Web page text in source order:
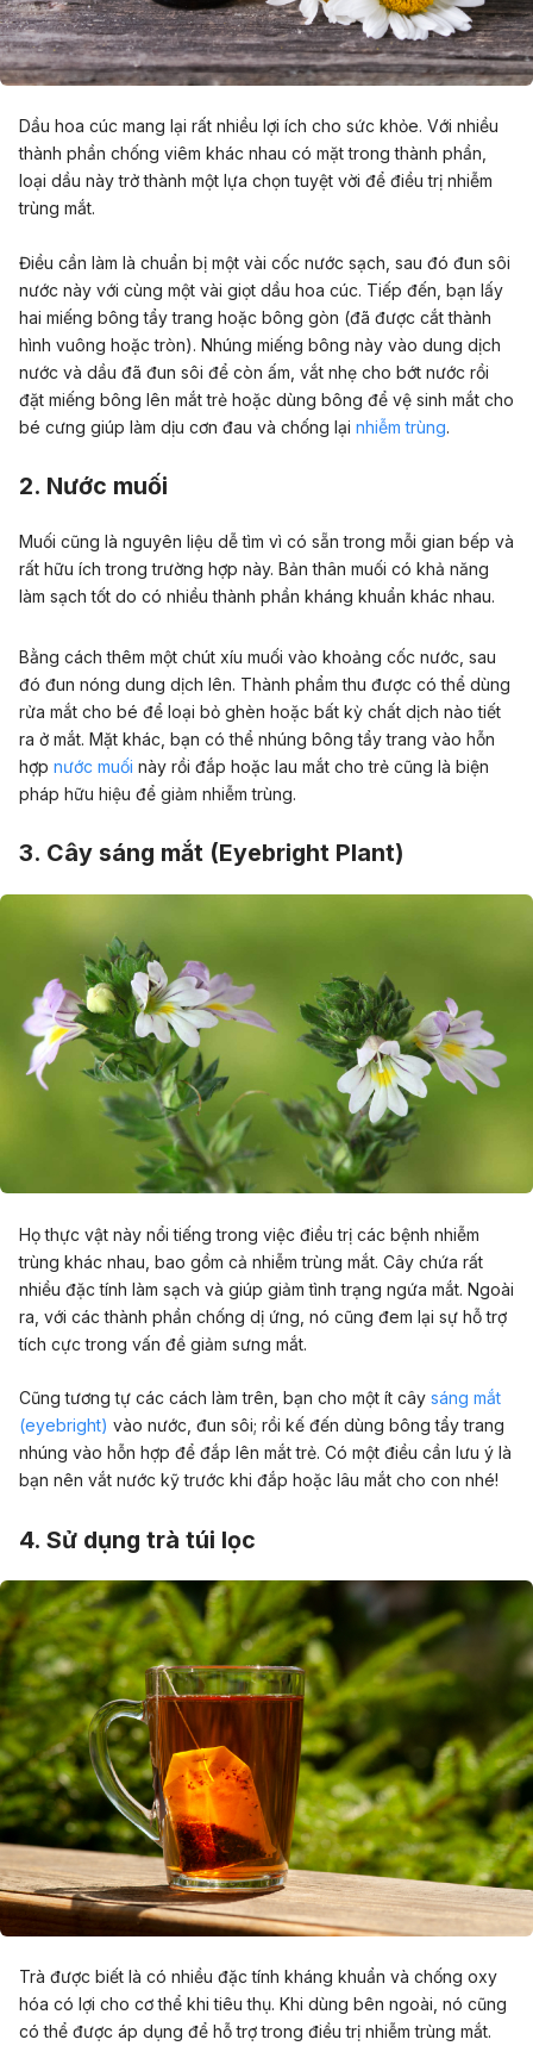
Dầu hoa cúc mang lại rất nhiều lợi ích cho sức khỏe. Với nhiều
thành phần chống viêm khác nhau có mặt trong thành phần,
loại dầu này trở thành một lựa chọn tuyệt vời để điều trị nhiễm
trùng mắt.
Điều cần làm là chuẩn bị một vài cốc nước sạch, sau đó đun sôi
nước này với cùng một vài giọt dầu hoa cúc. Tiếp đến, bạn lấy
hai miếng bông tẩy trang hoặc bông gòn (đã được cắt thành
hình vuông hoặc tròn). Nhúng miếng bông này vào dung dịch
nước và dầu đã đun sôi để còn ấm, vắt nhẹ cho bớt nước rồi
đặt miếng bông lên mắt trẻ hoặc dùng bông để vệ sinh mắt cho
bé cưng giúp làm dịu cơn đau và chống lại nhiễm trùng.
2. Nước muối
Muối cũng là nguyên liệu dễ tìm vì có sẵn trong mỗi gian bếp và
rất hữu ích trong trường hợp này. Bản thân muối có khả năng
làm sạch tốt do có nhiều thành phần kháng khuẩn khác nhau.
Bằng cách thêm một chút xíu muối vào khoảng cốc nước, sau
đó đun nóng dung dịch lên. Thành phẩm thu được có thể dùng
rửa mắt cho bé để loại bỏ ghèn hoặc bất kỳ chất dịch nào tiết
ra ở mắt. Mặt khác, bạn có thể nhúng bông tẩy trang vào hỗn
hợp nước muối này rồi đắp hoặc lau mắt cho trẻ cũng là biện
pháp hữu hiệu để giảm nhiễm trùng.
3. Cây sáng mắt (Eyebright Plant)
Họ thực vật này nổi tiếng trong việc điều trị các bệnh nhiễm
trùng khác nhau, bao gồm cả nhiễm trùng mắt. Cây chứa rất
nhiều đặc tính làm sạch và giúp giảm tình trạng ngứa mắt. Ngoài
ra, với các thành phần chống dị ứng, nó cũng đem lại sự hỗ trợ
tích cực trong vấn đề giảm sưng mắt.
Cũng tương tự các cách làm trên, bạn cho một ít cây sáng mắt
(eyebright) vào nước, đun sôi; rồi kế đến dùng bông tẩy trang
nhúng vào hỗn hợp để đắp lên mắt trẻ. Có một điều cần lưu ý là
bạn nên vắt nước kỹ trước khi đắp hoặc lâu mắt cho con nhé!
4. Sử dụng trà túi lọc
Trà được biết là có nhiều đặc tính kháng khuẩn và chống oxy
hóa có lợi cho cơ thể khi tiêu thụ. Khi dùng bên ngoài, nó cũng
có thể được áp dụng để hỗ trợ trong điều trị nhiễm trùng mắt.